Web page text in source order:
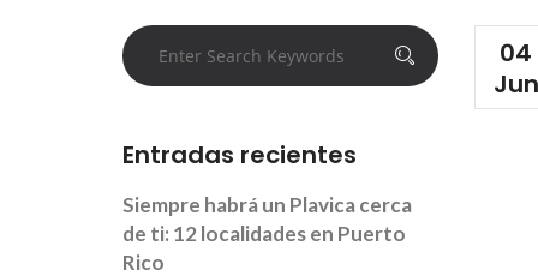
04
Jun
Entradas recientes
Siempre habrá un Plavica cerca
de ti: 12 localidades en Puerto
Rico